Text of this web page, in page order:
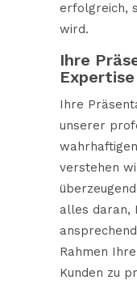
erfolgreich,
wird.
Ihre
Expertise
Ihre
unserer
verstehen
alles daran,
Rahmen
Kunden zu